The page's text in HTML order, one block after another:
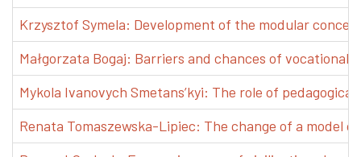
Krzysztof Symela: Development of the modular
Małgorzata Bogaj: Barriers and chances of vocational
Mykola Ivanovych Smetans’kyi: The role of
Renata Tomaszewska-Lipiec: The change of a model